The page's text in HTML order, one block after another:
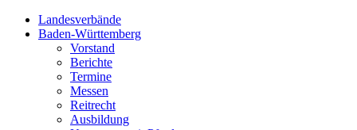
Landesverbände
Baden-Württemberg
Vorstand
Berichte
Termine
Messen
Reitrecht
Ausbildung